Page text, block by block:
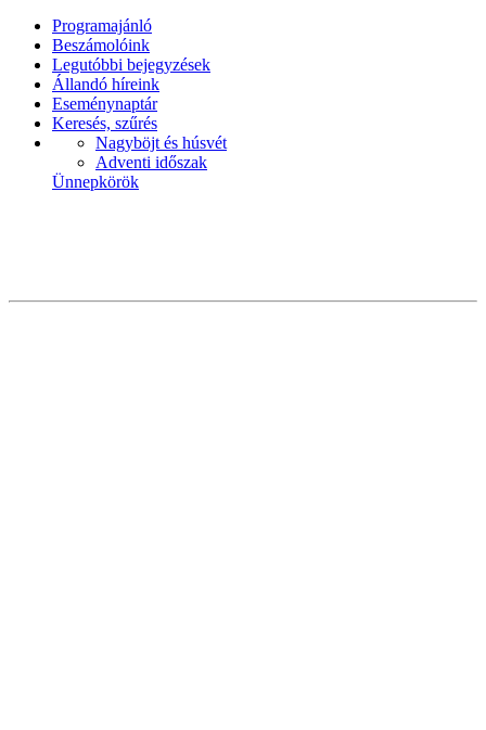
Programajánló
Beszámolóink
Legutóbbi bejegyzések
Állandó híreink
Eseménynaptár
Keresés, szűrés
Nagyböjt és húsvét
Adventi időszak
Ünnepkörök